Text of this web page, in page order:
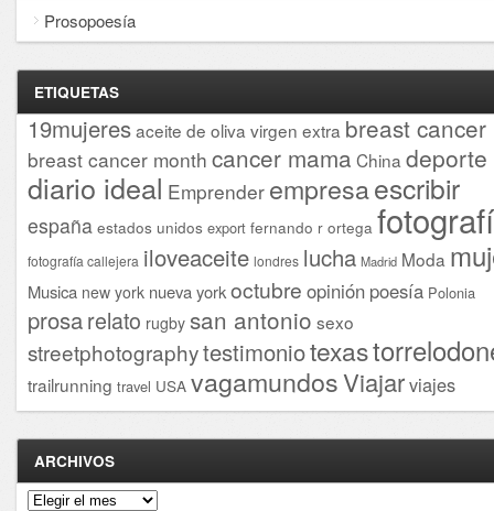
Prosopoesía
ETIQUETAS
19mujeresaceite de oliva virgen extra breast cancer
breast cancer month cancer mama China deporte
diario ideal Emprender empresaescribir
españa estados unidos export fernando r ortega
fotografía callejera iloveaceite londres lucha Madrid Moda
Musica new york nueva yorkoctubre opinión poesía Polonia
prosarelato rugby san antonio sexo
streetphotographytestimoniotexas
trailrunning travel USA vagamundosViajarviajes
ARCHIVOS
Archivos